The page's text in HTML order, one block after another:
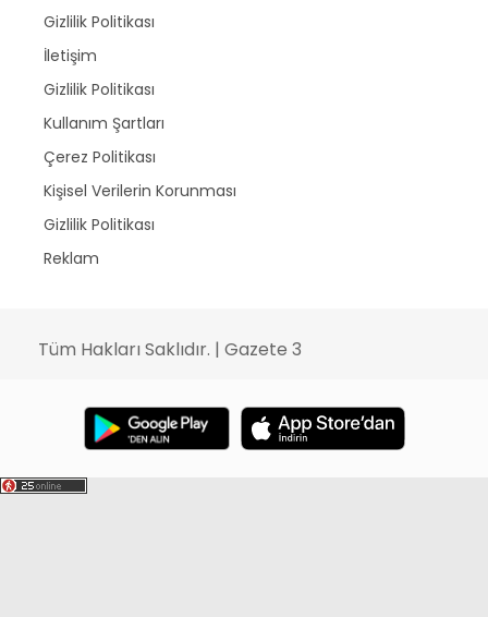
Gizlilik Politikası
İletişim
Gizlilik Politikası
Kullanım Şartları
Çerez Politikası
Kişisel Verilerin Korunması
Gizlilik Politikası
Reklam
Tüm Hakları Saklıdır. | Gazete 3